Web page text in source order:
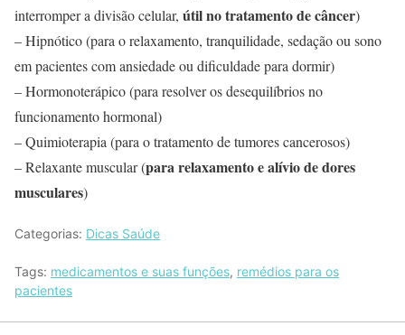
interromper a divisão celular, útil no tratamento de câncer)
– Hipnótico (para o relaxamento, tranquilidade, sedação ou sono
em pacientes com ansiedade ou dificuldade para dormir)
– Hormonoterápico (para resolver os desequilíbrios no
funcionamento hormonal)
– Quimioterapia (para o tratamento de tumores cancerosos)
– Relaxante muscular (para relaxamento e alívio de dores
musculares)
Categorias: Dicas Saúde
Tags: medicamentos e suas funções, remédios para os
pacientes